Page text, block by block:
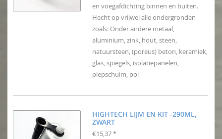
en voegafdichting binnen en buiten.
Hecht op vrijwel alle ondergronden
zoals: Onder andere metaal,
aluminium, zink, hout, steen,
natuursteen, (poreus) beton, keramiek,
glas, spiegels, isolatiepanelen,
piepschuim, pol
HIGHTECH LIJM EN KIT -290ML,
ZWART
€15,37 *